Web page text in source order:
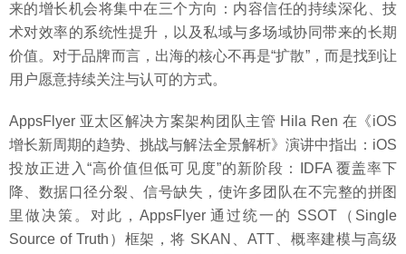
来的增长机会将集中在三个方向：内容信任的持续深化、技
术对效率的系统性提升，以及私域与多场域协同带来的长期
价值。对于品牌而言，出海的核心不再是“扩散”，而是找到让
用户愿意持续关注与认可的方式。
AppsFlyer 亚太区解决方案架构团队主管 Hila Ren 在《iOS
增长新周期的趋势、挑战与解法全景解析》演讲中指出：iOS
投放正进入“高价值但低可见度”的新阶段：IDFA 覆盖率下
降、数据口径分裂、信号缺失，使许多团队在不完整的拼图
里做决策。对此，AppsFlyer 通过统一的 SSOT（Single
Source of Truth）框架，将 SKAN、ATT、概率建模与高级